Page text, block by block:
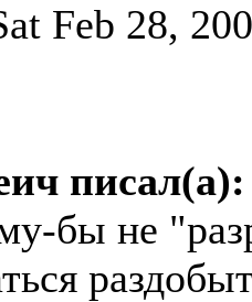
Feb 28,
писал(а):
бы не